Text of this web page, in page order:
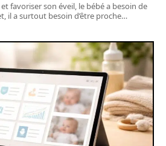
favoriser son éveil, le bébé a besoin de
il a surtout besoin d’être proche…